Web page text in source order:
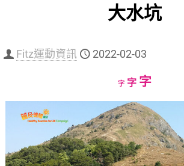
大水坑
Fitz運動資訊 2022-02-03
字Decrease
size.
字Reset
size.
字
size.